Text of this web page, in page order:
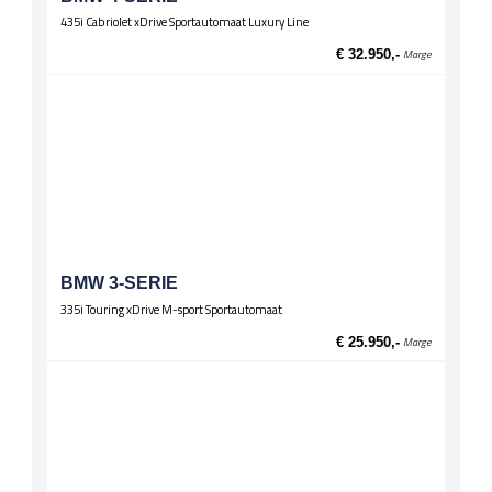
435i Cabriolet xDrive Sportautomaat Luxury Line
€ 32.950,- Marge
BMW 3-SERIE
335i Touring xDrive M-sport Sportautomaat
€ 25.950,- Marge